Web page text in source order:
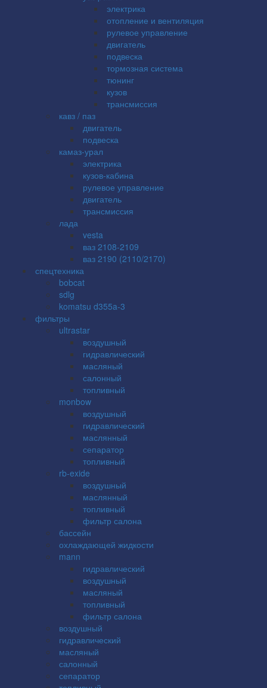
электрика
отопление и вентиляция
рулевое управление
двигатель
подвеска
тормозная система
тюнинг
кузов
трансмиссия
кавз / паз
двигатель
подвеска
камаз-урал
электрика
кузов-кабина
рулевое управление
двигатель
трансмиссия
лада
vesta
ваз 2108-2109
ваз 2190 (2110/2170)
спецтехника
bobcat
sdlg
komatsu d355a-3
фильтры
ultrastar
воздушный
гидравлический
масляный
салонный
топливный
monbow
воздушный
гидравлический
маслянный
сепаратор
топливный
rb-exide
воздушный
маслянный
топливный
фильтр салона
бассейн
охлаждающей жидкости
mann
гидравлический
воздушный
масляный
топливный
фильтр салона
воздушный
гидравлический
масляный
салонный
сепаратор